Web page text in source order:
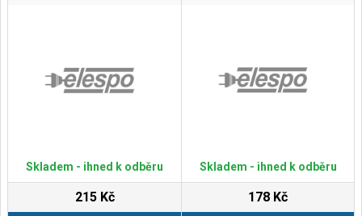
Skladem - ihned k odběru
215 Kč
Skladem - ihned k odběru
178 Kč